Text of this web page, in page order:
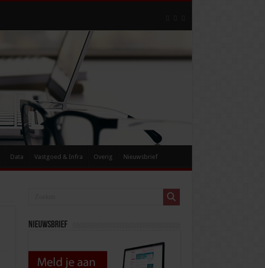
Data Vastgoed & Infra Overig Nieuwsbrief
Nieuwsbrief